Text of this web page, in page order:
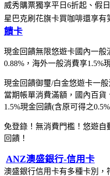
威秀購票獨享平日6折起、假
星巴克刷花旗卡買咖啡還享有
饋卡
現金回饋無限悠遊卡國內一般
0.88%，海外一般消費享1.5%
現金回饋御璽/白金悠遊卡一般
當期帳單消費滿額，國內百
1.5%現金回饋(含原可得之0.5%
免登錄！無消費門檻！悠遊
回饋！
ANZ澳盛銀行-信用卡
澳盛銀行信用卡有多種卡別